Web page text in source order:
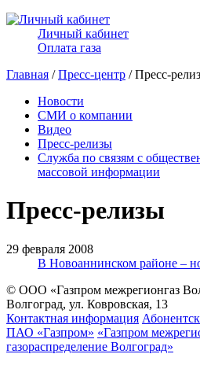
Личный кабинет
Оплата газа
Главная /Пресс-центр / Пресс-
Новости
СМИ о компании
Видео
Пресс-релизы
Служба по связям с
массовой информации
Пресс-релизы
29 февраля 2008
В Новоаннинском районе –
© ООО «Газпром межрегионгаз
Волгоград, ул. Ковровская, 13
Контактная информация
ПАО «Газпром» «Газпром
газораспределение Волгоград»